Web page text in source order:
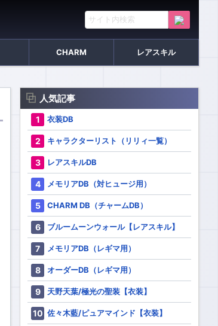
CHARM レアスキル
人気記事
衣装DB
キャラクターリスト（リリィ一覧）
レアスキルDB
メモリアDB（対ヒュージ用）
CHARM DB（チャームDB）
ブルームーンウォール【レアスキル】
メモリアDB（レギマ用）
オーダーDB（レギマ用）
天野天葉/極光の聖装【衣装】
佐々木藍/ピュアマインド【衣装】